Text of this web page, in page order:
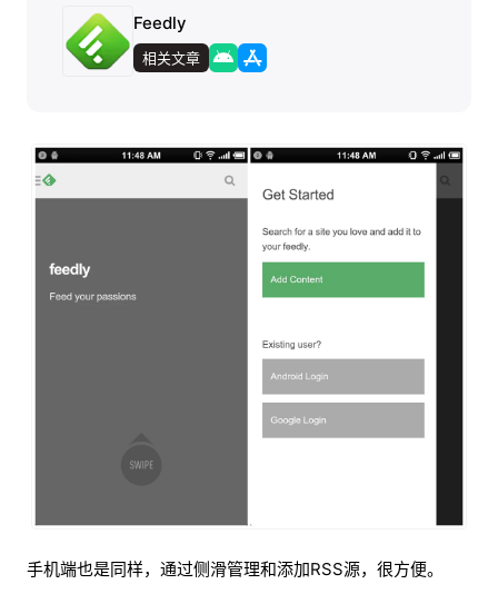
Feedly
相关文章
手机端也是同样，通过侧滑管理和添加RSS源，很方便。